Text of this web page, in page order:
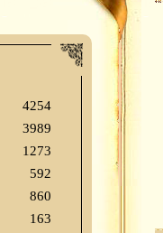
4254
3989
1273
592
860
163